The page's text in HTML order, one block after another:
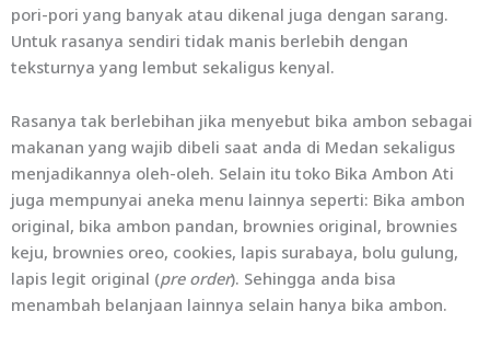
pori-pori yang banyak atau dikenal juga dengan sarang.
Untuk rasanya sendiri tidak manis berlebih dengan
teksturnya yang lembut sekaligus kenyal.
Rasanya tak berlebihan jika menyebut bika ambon sebagai
makanan yang wajib dibeli saat anda di Medan sekaligus
menjadikannya oleh-oleh. Selain itu toko Bika Ambon Ati
juga mempunyai aneka menu lainnya seperti: Bika ambon
original, bika ambon pandan, brownies original, brownies
keju, brownies oreo, cookies, lapis surabaya, bolu gulung,
lapis legit original (pre order). Sehingga anda bisa
menambah belanjaan lainnya selain hanya bika ambon.